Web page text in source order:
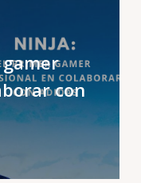
con